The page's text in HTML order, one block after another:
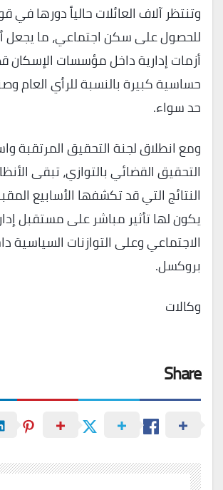
وتنتظر آلاف العائلات حالياً دورها في
للحصول على سكن اجتماعي، ما يجعل
أزمات إدارية داخل مؤسسات الإسكان
حساسية كبيرة بالنسبة للرأي العام
حد سواء.
ومع انطلاق لجنة التحقيق المرتقبة
التحقيق القضائي بالتوازي، تبقى
النتائج التي قد تكشفها الأسابيع
يكون لها تأثير مباشر على مستقبل
الاجتماعي وعلى التوازنات
بروكسل.
وكالات
Share